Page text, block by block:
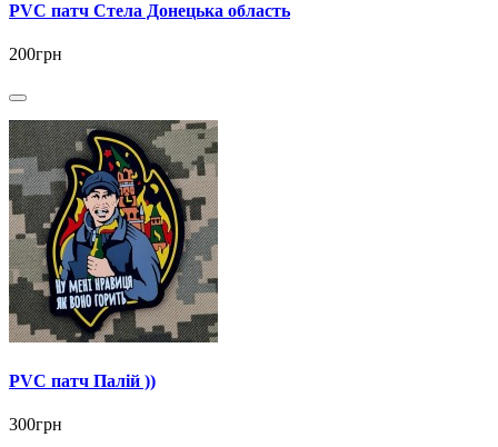
PVC патч Стела Донецька область
200грн
PVC патч Палій ))
300грн